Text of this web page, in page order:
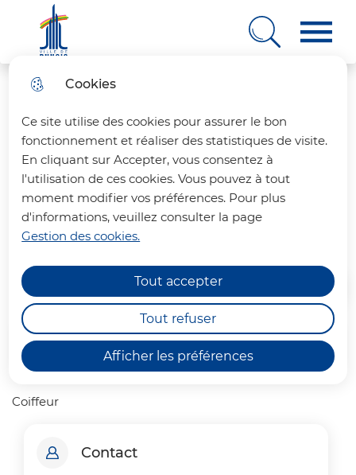
Cookies
Ce site utilise des cookies pour assurer le bon
fonctionnement et réaliser des statistiques de visite.
En cliquant sur Accepter, vous consentez à
l'utilisation de ces cookies. Vous pouvez à tout
moment modifier vos préférences. Pour plus
d'informations, veuillez consulter la page
Gestion des cookies.
Afficher les préférences
Tout accepter
Tout refuser
menu
recherche
principal
du site
B'L ELEGANCE
Coiffeur
Accueil
Sommaire
Coiffeur
Contact